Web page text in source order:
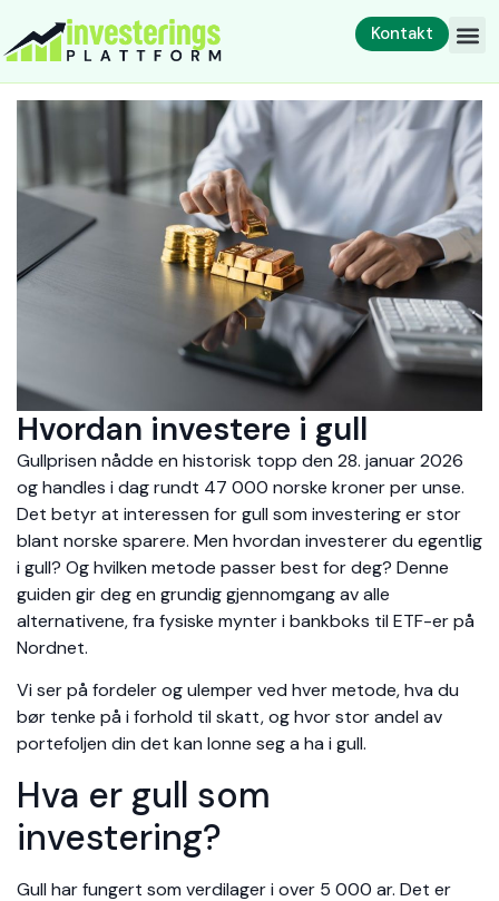
Kontakt
Hvordan investere i gull
Gullprisen nådde en historisk topp den 28. januar 2026
og handles i dag rundt 47 000 norske kroner per unse.
Det betyr at interessen for gull som investering er stor
blant norske sparere. Men hvordan investerer du egentlig
i gull? Og hvilken metode passer best for deg? Denne
guiden gir deg en grundig gjennomgang av alle
alternativene, fra fysiske mynter i bankboks til ETF-er på
Nordnet.
Vi ser på fordeler og ulemper ved hver metode, hva du
bør tenke på i forhold til skatt, og hvor stor andel av
portefoljen din det kan lonne seg a ha i gull.
Hva er gull som
investering?
Gull har fungert som verdilager i over 5 000 ar. Det er